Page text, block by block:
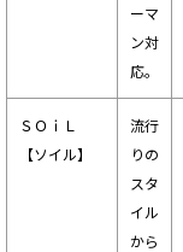
ーマ
ン対
応。
ＳＯｉＬ
【ソイル】
流行
りの
スタ
イル
から